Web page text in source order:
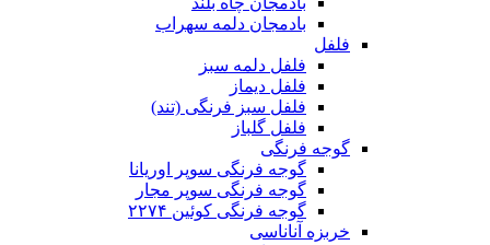
بادمجان دلمه سهراب
فلفل
فلفل دلمه سبز
فلفل دیماز
فلفل سبز فرنگی (تند)
فلفل گلباز
گوجه فرنگی
گوجه فرنگی سوپر اوریانا
گوجه فرنگی سوپر مجار
گوجه فرنگی کوئین ۲۲۷۴
خربزه آناناسی